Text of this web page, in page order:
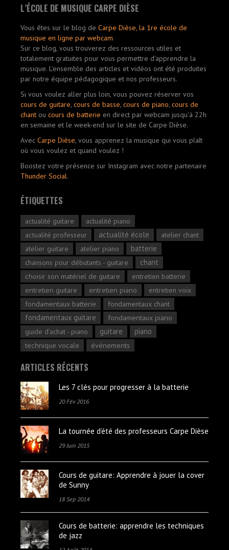
L’ÉCOLE DE MUSIQUE CARPE DIÈSE
Vous êtes sur le blog de Carpe Dièse, la 1re école de
musique en ligne par webcam.
Sur ce blog, vous trouverez des ressources utiles et
totalement gratuites pour vous permettre d'apprendre la
musique. L'ensemble des articles et vidéos ont été produites
par notre équipe pédagogique et nos professeurs.
Si vous voulez aller plus loin, vous pouvez réserver vos
cours de guitare, cours de basse, cours de piano, cours de
chant ou cours de batterie en direct par webcam jusqu'à 22h
en semaine et le week-end sur le site de Carpe Dièse.
Avec Carpe Dièse, vous apprenez la musique qui vous plaît
où vous voulez et quand voulez !
Boostez votre présence sur Instagram avec notre partenaire
Thunder Social.
ÉTIQUETTES
actualité guitare
actualité piano
actualité professeur
actualité école
atelier chant
atelier guitare
atelier piano batterie
chansons pour débutants - guitare
chant
choisir son matériel de guitare
entretien batterie
entretien guitare entretien piano entretien voix
fondamentaux batterie fondamentaux chant
fondamentaux guitare fondamentaux piano
guide d'achat - piano guitare piano
technique vocale événements
ARTICLES RÉCENTS
Les 7 clés pour progresser à la batterie
20 Fév 2016
La tournée d’été des professeurs Carpe Dièse
29 Juin 2015
Cours de guitare: Apprendre à jouer la cover
de Sunny
18 Sep 2014
Cours de batterie: apprendre les techniques
de jazz